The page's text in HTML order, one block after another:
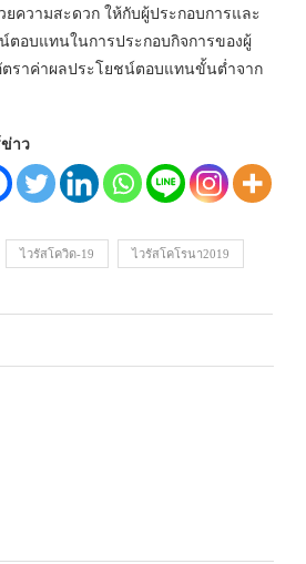
ความสะดวก ให้กับผู้ประกอบการและ
ตอบแทนในการประกอบกิจการของผู้
ตราค่าผลประโยชน์ตอบแทนขั้นต่ำจาก
าว
ไวรัสโควิด-19 ไวรัสโคโรนา2019